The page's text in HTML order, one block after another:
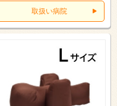
取扱い病院